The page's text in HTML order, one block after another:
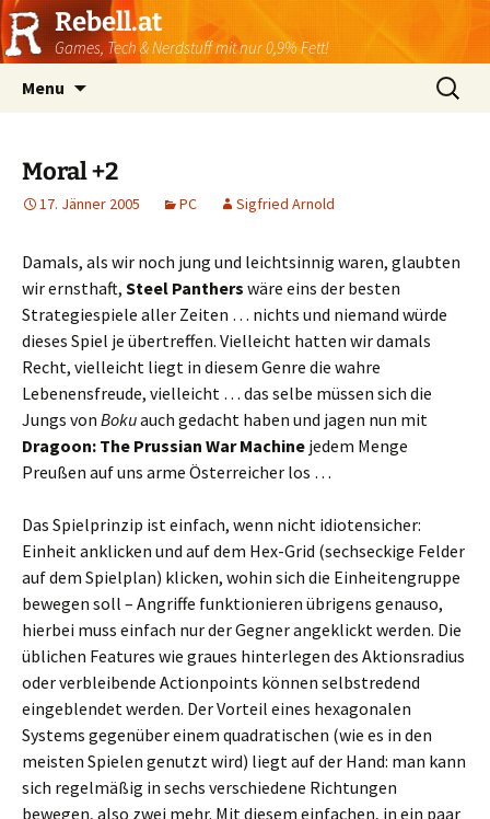
Rebell.at
Games, Tech & Nerdstuff mit nur 0,9% Fett!
Menu
Suchen
nach:
Moral +2
17. Jänner 2005 PC Sigfried Arnold
Damals, als wir noch jung und leichtsinnig waren, glaubten
wir ernsthaft, Steel Panthers wäre eins der besten
Strategiespiele aller Zeiten … nichts und niemand würde
dieses Spiel je übertreffen. Vielleicht hatten wir damals
Recht, vielleicht liegt in diesem Genre die wahre
Lebenensfreude, vielleicht … das selbe müssen sich die
Jungs von Bokuauch gedacht haben und jagen nun mit
Dragoon: The Prussian War Machine jedem Menge
Preußen auf uns arme Österreicher los …
Das Spielprinzip ist einfach, wenn nicht idiotensicher:
Einheit anklicken und auf dem Hex-Grid (sechseckige Felder
auf dem Spielplan) klicken, wohin sich die Einheitengruppe
bewegen soll – Angriffe funktionieren übrigens genauso,
hierbei muss einfach nur der Gegner angeklickt werden. Die
üblichen Features wie graues hinterlegen des Aktionsradius
oder verbleibende Actionpoints können selbstredend
eingeblendet werden. Der Vorteil eines hexagonalen
Systems gegenüber einem quadratischen (wie es in den
meisten Spielen genutzt wird) liegt auf der Hand: man kann
sich regelmäßig in sechs verschiedene Richtungen
bewegen, also zwei mehr. Mit diesem einfachen, in ein paar